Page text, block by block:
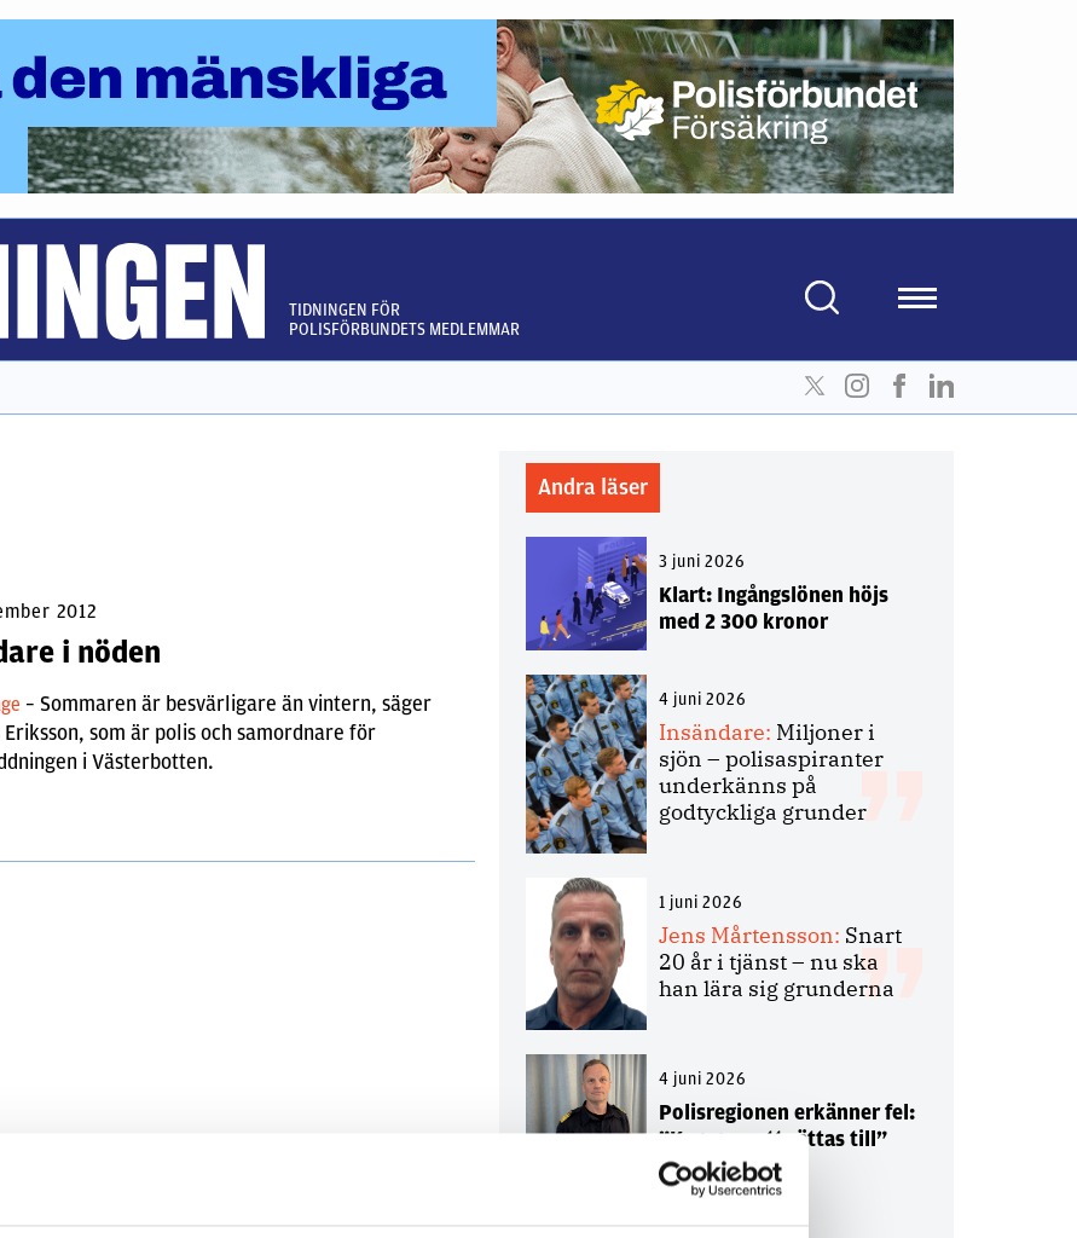
TIDNINGEN FÖR
POLISFÖRBUNDETS MEDLEMMAR
2012
i nöden
– Sommaren är besvärligare än vintern, säger
Eriksson, som är polis och samordnare för
i Västerbotten.
Andra läser
3 juni 2026
Klart: Ingångslönen höjs
med 2 300 kronor
4 juni 2026
Insändare: Miljoner i
sjön – polisaspiranter
underkänns på
godtyckliga grunder
1 juni 2026
Jens Mårtensson: Snart
20 år i tjänst – nu ska
han lära sig grunderna
4 juni 2026
Polisregionen erkänner fel:
”Kommer att rättas till”